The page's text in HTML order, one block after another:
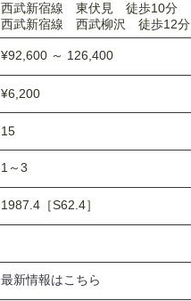
西武新宿線 東伏見 徒歩10分
西武新宿線 西武柳沢 徒歩12分
¥92,600 ～ 126,400
¥6,200
15
1～3
1987.4［S62.4］
最新情報はこちら